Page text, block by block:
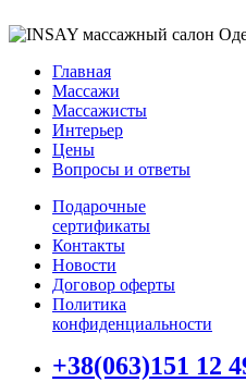
Главная
Массажи
Массажисты
Интерьер
Цены
Вопросы и ответы
Подарочные
сертификаты
Контакты
Новости
Договор оферты
Политика
конфиденциальности
+38(063)151 12